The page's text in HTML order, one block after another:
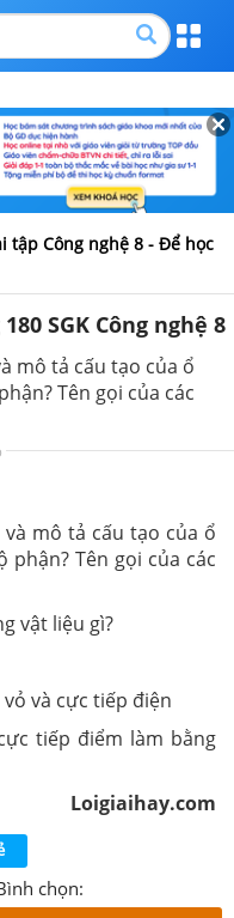
tập Công nghệ 8 - Để học
SGK Công nghệ 8
mô tả cấu tạo của ổ
Tên gọi của các
mô tả cấu tạo của ổ
Tên gọi của các
vật liệu gì?
và cực tiếp điện
tiếp điểm làm bằng
Loigiaihay.com
chọn: